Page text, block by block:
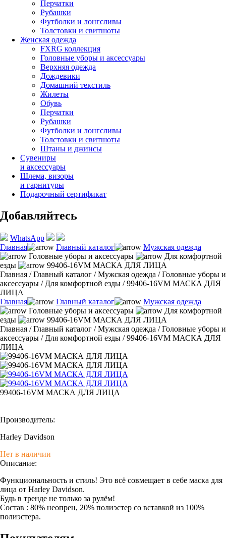
Перчатки
Рубашки
Футболки и лонгсливы
Толстовки и свитшоты
Женская одежда
FXRG коллекция
Головные уборы и аксессуары
Верхняя одежда
Дождевики
Домашний текстиль
Жилеты
Обувь
Перчатки
Рубашки
Футболки и лонгсливы
Толстовки и свитшоты
Штаны и джинсы
Сувениры
и аксессуары
Шлема, визоры
и гарнитуры
Подарочный сертификат
Добавляйтесь
WhatsApp
Главная
Главный каталог
Мужская одежда
Головные уборы и аксессуары
Для комфортной
езды
99406-16VM МАСКА ДЛЯ ЛИЦА
Главная /Главный каталог /Мужская одежда /Головные уборы и
аксессуары / Для комфортной езды /99406-16VM МАСКА ДЛЯ
ЛИЦА
Главная
Главный каталог
Мужская одежда
Головные уборы и аксессуары
Для комфортной
езды
99406-16VM МАСКА ДЛЯ ЛИЦА
Главная /Главный каталог /Мужская одежда /Головные уборы и
аксессуары / Для комфортной езды /99406-16VM МАСКА ДЛЯ
ЛИЦА
99406-16VM МАСКА ДЛЯ ЛИЦА
Производитель:
Harley Davidson
Нет в наличии
Описание:
Функциональность и стиль! Это всё совмещает в себе маска для
лица от Harley Davidson.
Будь в тренде не только за рулём!
Состав : 80% неопрен, 20% полиэстер со вставкой из 100%
полиэстера.